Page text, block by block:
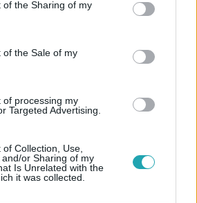
or usage behaviour. You may click to
to Google and its third-party tags to
specified purposes in below Google
of the Sharing of my
of the Sale of my
of processing my
Targeted Advertising.
Collection, Use,
or Sharing of my
Is Unrelated with the
it was collected.